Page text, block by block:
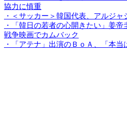
協力に慎重
・＜サッカー＞韓国代表、アルジャ
・「韓日の若者の心開きたい」姜
戦争映画でカムバック
・「アテナ」出演のＢｏＡ、「本当